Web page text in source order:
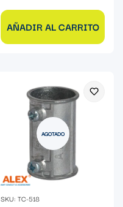
AÑADIR AL CARRITO
AGOTADO
SKU: TC-518